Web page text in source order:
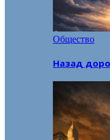
Общество
Назад